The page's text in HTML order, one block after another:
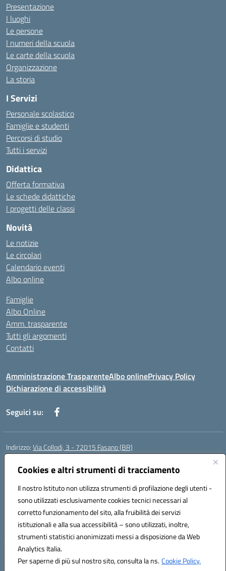
Cookies e altri strumenti di tracciamento
Il nostro Istituto non utilizza strumenti di profilazione degli utenti -
sono utilizzati esclusivamente cookies tecnici necessari al
corretto funzionamento del sito, alla fruibilità dei servizi
istituzionali e alla sua accessibilità – sono utilizzati, inoltre,
strumenti statistici anonimizzati messi a disposizione da Web
Analytics Italia.
Per saperne di più sul nostro sito, consulta la ns.Cookie Policy.
Presentazione
I luoghi
Le persone
I numeri della scuola
Le carte della scuola
Organizzazione
La storia
I Servizi
Personale scolastico
Famiglie e studenti
Percorsi di studio
Tutti i servizi
Didattica
Offerta formativa
Le schede didattiche
I progetti delle classi
Novità
Le notizie
Le circolari
Calendario eventi
Albo online
Famiglie
Albo Online
Amm. trasparente
Tutti gli argomenti
Contatti
Amministrazione TrasparenteAlbo onlinePrivacy Policy
Dichiarazione di accessibilità
Seguici su:
Indirizzo:Via Collodi, 3 - 72015 Fasano (BR)
Centralino:
Posta elettronica certificata (PEC):bric839004@pec.istruzione.it
Codice fiscale: 90059320748
Codice meccanografico:BRIC839004
Codice Indice delle Pubbliche Amministrazioni (IPA): istsc_bree02200r
Codice unico di fatturazione (CUF): MIL3BD
Hosting & Powered by 3D Solution S.r.l.
Concept & Design by Designers Italia